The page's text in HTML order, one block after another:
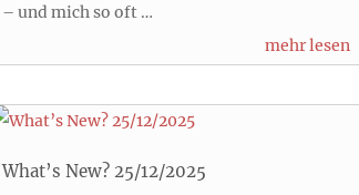
– und mich so oft …
mehr lesen
What’s New? 25/12/2025